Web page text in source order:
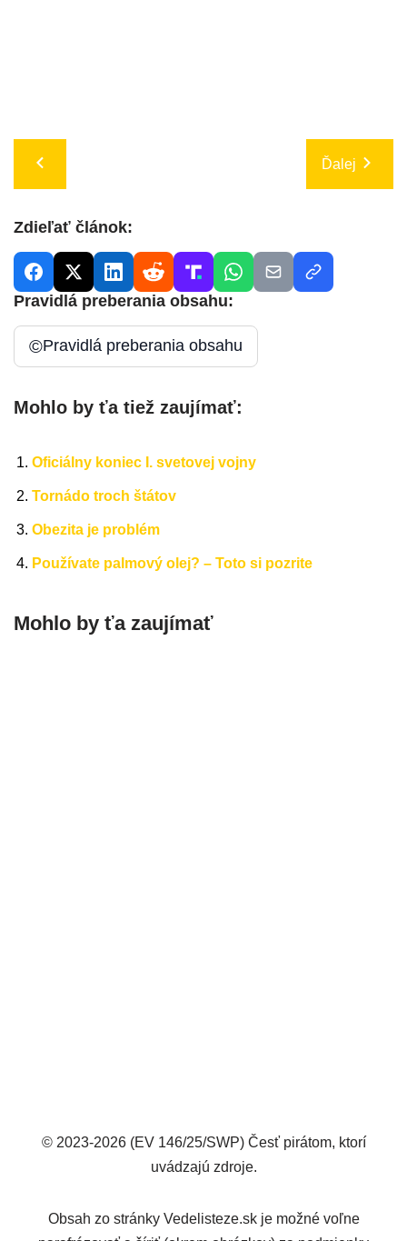
Ďalej
Zdieľať článok:
Pravidlá preberania obsahu:
©Pravidlá preberania obsahu
Mohlo by ťa tiež zaujímať:
Oficiálny koniec I. svetovej vojny
Tornádo troch štátov
Obezita je problém
Používate palmový olej? – Toto si pozrite
Mohlo by ťa zaujímať
© 2023-2026 (EV 146/25/SWP) Česť pirátom, ktorí
uvádzajú zdroje.
Obsah zo stránky Vedelisteze.sk je možné voľne